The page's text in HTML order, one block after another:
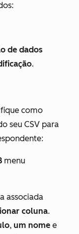
de dados
.
como
seu CSV para
menu
associada
coluna.
, um nome e